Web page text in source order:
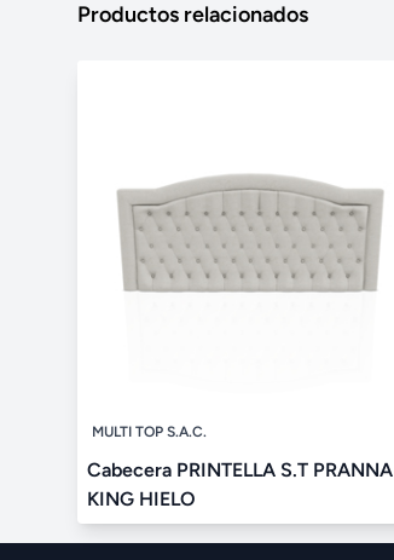
Productos relacionados
MULTI TOP S.A.C.
Cabecera PRINTELLA S.T PRANNA
KING HIELO